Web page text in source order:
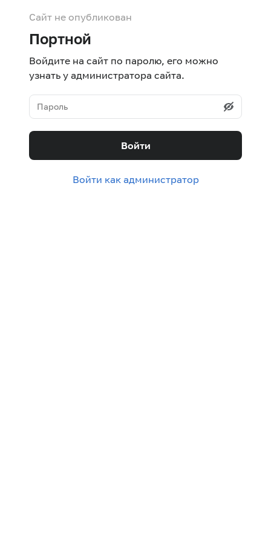
Сайт не опубликован
Портной
Войдите на сайт по паролю, его можно
узнать у администратора сайта.
Войти
Войти как администратор